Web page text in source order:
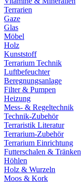
Terrarien
Gaze
Glas
Möbel
Holz
Kunststoff
Terrarium Technik
Luftbefeuchter
Beregnungsanlage
Filter & Pumpen
Heizung
Mess- & Regeltechnik
Technik-Zubehör
Terraristik Literatur
Terrarium-Zubehör
Terrarium Einrichtung
Futterschalen & Tränken
Höhlen
Holz & Wurzeln
Moos & Kork